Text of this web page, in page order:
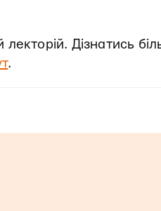
Дізнатись
.